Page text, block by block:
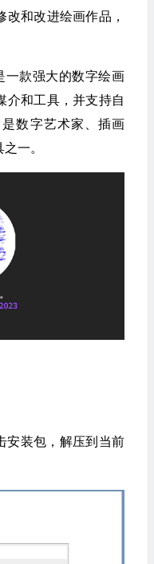
改和改进绘画作品，
一款强大的数字绘画
介和工具，并支持自
数字艺术家、插画
一。
安装包，解压到当前